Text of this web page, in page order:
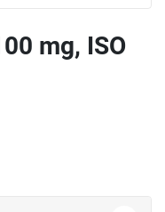
mg, ISO